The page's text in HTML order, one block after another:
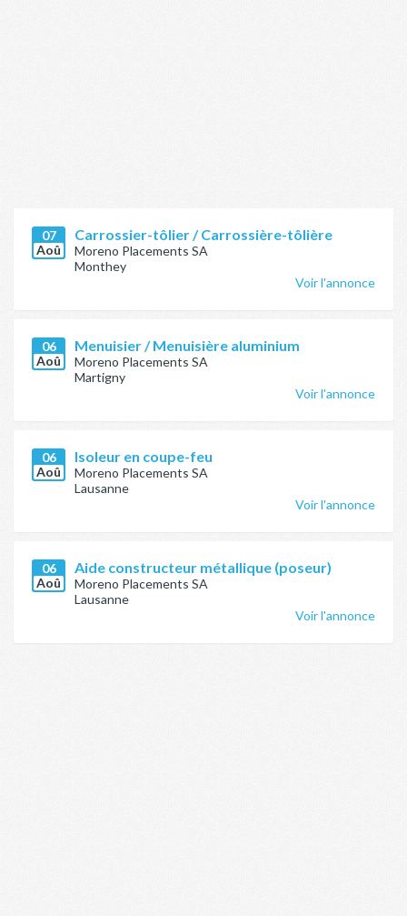
07
Aoû
Carrossier-tôlier / Carrossière-tôlière
Moreno Placements SA
Monthey
Voir l'annonce
06
Aoû
Menuisier / Menuisière aluminium
Moreno Placements SA
Martigny
Voir l'annonce
06
Aoû
Isoleur en coupe-feu
Moreno Placements SA
Lausanne
Voir l'annonce
06
Aoû
Aide constructeur métallique (poseur)
Moreno Placements SA
Lausanne
Voir l'annonce